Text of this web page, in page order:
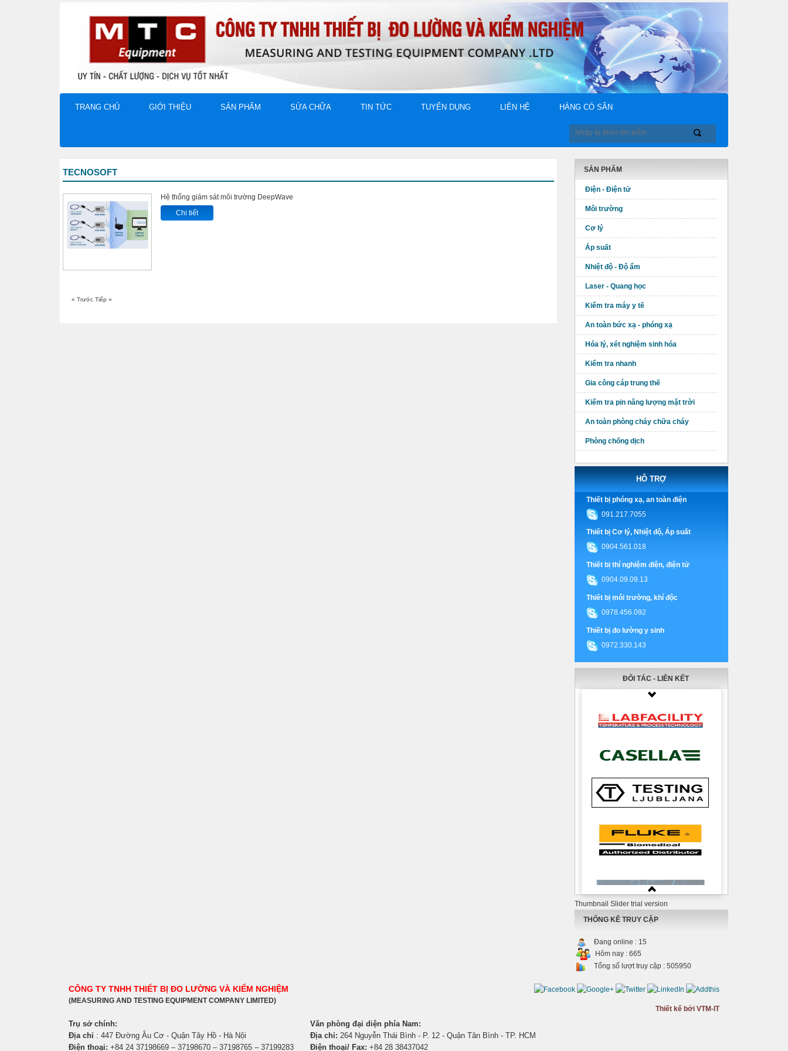
TRANG CHỦ GIỚI THIỆU SẢN PHẨM SỬA CHỮA TIN TỨC TUYỂN DỤNG LIÊN HỆ HÀNG CÓ SẴN
TECNOSOFT
Hệ thống giám sát môi trường DeepWave
Chi tiết
« Trước Tiếp »
SẢN PHẨM
Điện - Điện tử
Môi trường
Cơ lý
Áp suất
Nhiệt độ - Độ ẩm
Laser - Quang học
Kiểm tra máy y tế
An toàn bức xạ - phóng xạ
Hóa lý, xét nghiệm sinh hóa
Kiểm tra nhanh
Gia công cáp trung thế
Kiểm tra pin năng lượng mặt trời
An toàn phòng cháy chữa cháy
Phòng chống dịch
HỖ TRỢ
Thiết bị phóng xạ, an toàn điện
091.217.7055
Thiết bị Cơ lý, Nhiệt độ, Áp suất
0904.561.018
Thiết bị thí nghiệm điện, điện tử
0904.09.09.13
Thiết bị môi trường, khí độc
0978.456.092
Thiết bị đo lường y sinh
0972.330.143
ĐỐI TÁC - LIÊN KẾT
Thumbnail Slider trial version
THỐNG KÊ TRUY CẬP
Đang online : 15
Hôm nay : 665
Tổng số lượt truy cập : 505950
CÔNG TY TNHH THIẾT BỊ ĐO LƯỜNG VÀ KIỂM NGHIỆM
(MEASURING AND TESTING EQUIPMENT COMPANY LIMITED)
Trụ sở chính:
Địa chỉ : 447 Đường Âu Cơ - Quận Tây Hồ - Hà Nội
Điện thoại: +84 24 37198669 – 37198670 – 37198765 – 37199283
Văn phòng đại diện phía Nam:
Địa chỉ: 264 Nguyễn Thái Bình - P. 12 - Quận Tân Bình - TP. HCM
Điện thoại/ Fax: +84 28 38437042
Thiết kế bởi VTM-IT